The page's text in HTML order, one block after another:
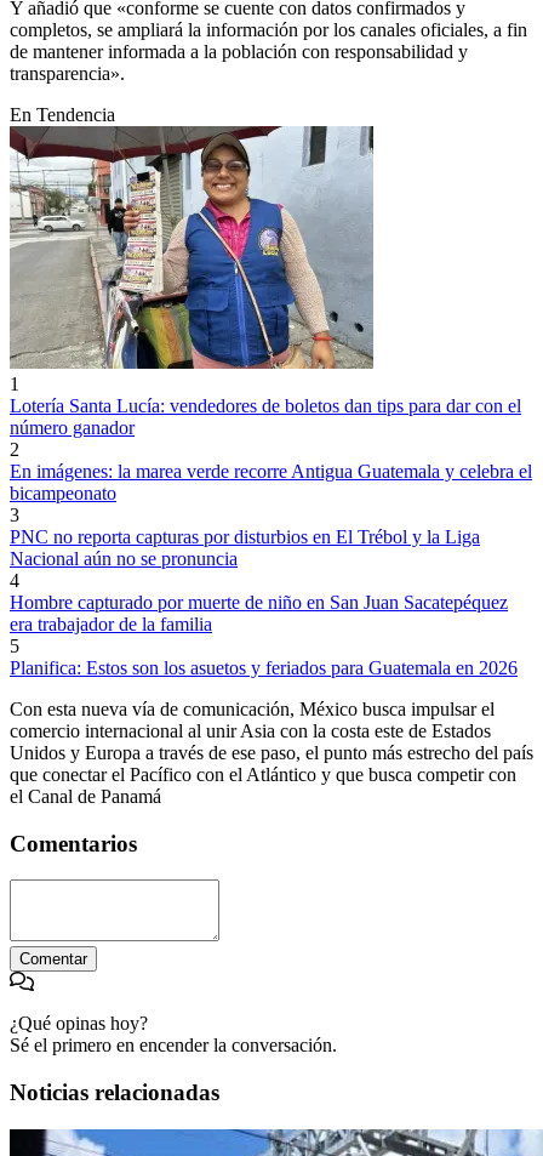
Y añadió que «conforme se cuente con datos confirmados y
completos, se ampliará la información por los canales oficiales, a fin
de mantener informada a la población con responsabilidad y
transparencia».
En Tendencia
1
Lotería Santa Lucía: vendedores de boletos dan tips para dar con el
número ganador
2
En imágenes: la marea verde recorre Antigua Guatemala y celebra el
bicampeonato
3
PNC no reporta capturas por disturbios en El Trébol y la Liga
Nacional aún no se pronuncia
4
Hombre capturado por muerte de niño en San Juan Sacatepéquez
era trabajador de la familia
5
Planifica: Estos son los asuetos y feriados para Guatemala en 2026
Con esta nueva vía de comunicación, México busca impulsar el
comercio internacional al unir Asia con la costa este de Estados
Unidos y Europa a través de ese paso, el punto más estrecho del país
que conectar el Pacífico con el Atlántico y que busca competir con
el Canal de Panamá
Comentarios
Comentar
¿Qué opinas hoy?
Sé el primero en encender la conversación.
Noticias relacionadas